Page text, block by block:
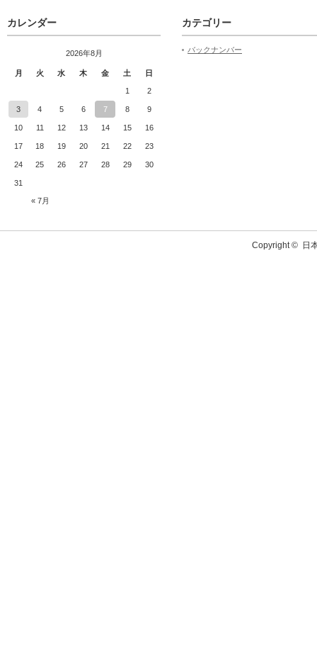
カレンダー
2026年8月
月 火 水 木 金 土 日
« 7月
1 2
3 4 5 6 7 8 9
10 11 12 13 14 15 16
17 18 19 20 21 22 23
24 25 26 27 28 29 30
31
カテゴリー
バックナンバー
Copyright © 日